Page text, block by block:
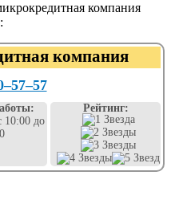
компания
компания
10:00 до
Рейтинг: